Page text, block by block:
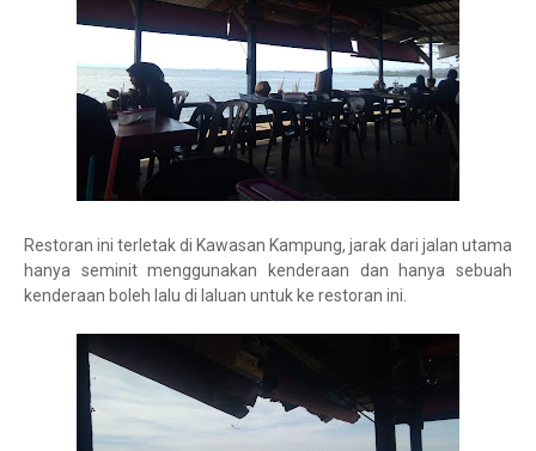
Restoran ini terletak di Kawasan Kampung, jarak dari jalan utama
hanya seminit menggunakan kenderaan dan hanya sebuah
kenderaan boleh lalu di laluan untuk ke restoran ini.